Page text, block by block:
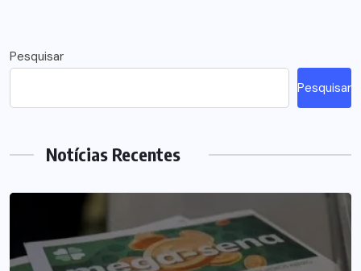
Pesquisar
Pesquisar
Notícias Recentes